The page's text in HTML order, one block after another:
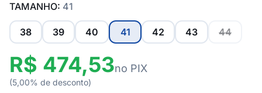
TAMANHO: 41
38 39 40 41 42 43 44
R$ 474,53no PIX
(5,00% de desconto)